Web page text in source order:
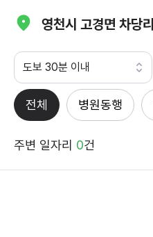
영천시 고경면 차당리
도보 30분 이내
전체 병원동행
주변 일자리 0건